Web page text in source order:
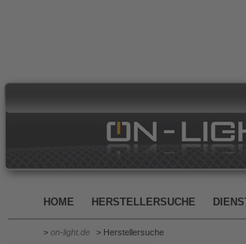
HOME HERSTELLERSUCHE
> on-light.de > Herstellersuche